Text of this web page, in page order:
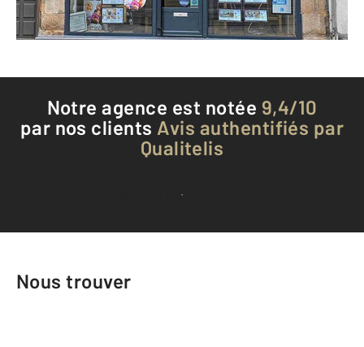
Téléphoner à l'agence
Notre agence est notée 9,4/10
par nos clients Avis authentifiés par
Qualitelis
Voir tous les avis clients
Nous trouver